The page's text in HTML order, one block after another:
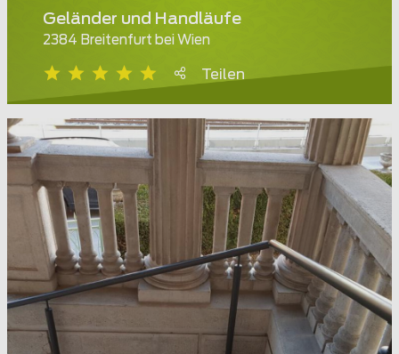
Geländer und Handläufe
2384 Breitenfurt bei Wien
Teilen